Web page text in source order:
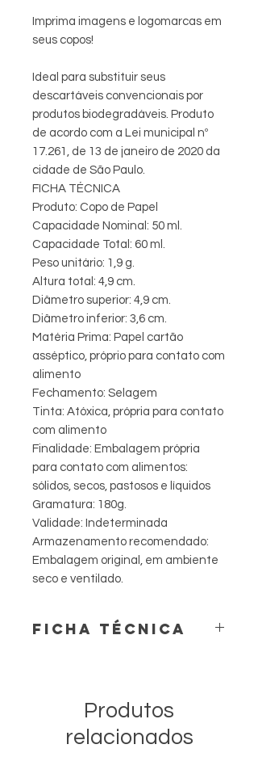
Imprima imagens e logomarcas em
seus copos!
Ideal para substituir seus
descartáveis convencionais por
produtos biodegradáveis. Produto
de acordo com a Lei municipal nº
17.261, de 13 de janeiro de 2020 da
cidade de São Paulo.
FICHA TÉCNICA
Produto: Copo de Papel
Capacidade Nominal: 50 ml.
Capacidade Total: 60 ml.
Peso unitário: 1,9 g.
Altura total: 4,9 cm.
Diâmetro superior: 4,9 cm.
Diâmetro inferior: 3,6 cm.
Matéria Prima: Papel cartão
asséptico, próprio para contato com
alimento
Fechamento: Selagem
Tinta: Atóxica, própria para contato
com alimento
Finalidade: Embalagem própria
para contato com alimentos:
sólidos, secos, pastosos e líquidos
Gramatura: 180g.
Validade: Indeterminada
Armazenamento recomendado:
Embalagem original, em ambiente
seco e ventilado.
FICHA TÉCNICA
Peso unitário: 1,9 g.
Altura total: 4,9 cm.
Diâmetro superior: 4,9 cm.
Produtos
relacionados